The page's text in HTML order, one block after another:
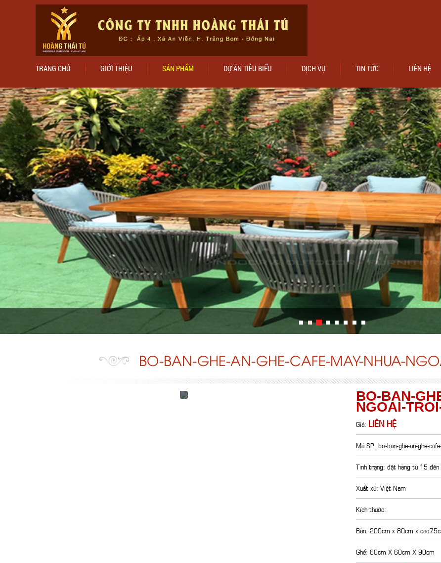
TRANG CHỦ GIỚI THIỆU SẢN PHẨM DỰ ÁN TIÊU BIỂU DỊCH VỤ TIN TỨC LIÊN HỆ
BO-BAN-GHE-AN-GHE-CAFE-MAY-NHUA-
BO-BAN-
NGOAI-
Giá: LIÊN HỆ
Mã SP: bo-ban-ghe-an-ghe-
Tình trạng: đặt hàng từ 15 đên
Xuất xứ: Việt Nam
Kích thước:
Bàn: 200cm x 80cm x
Ghế: 60cm X 60cm X 90cm